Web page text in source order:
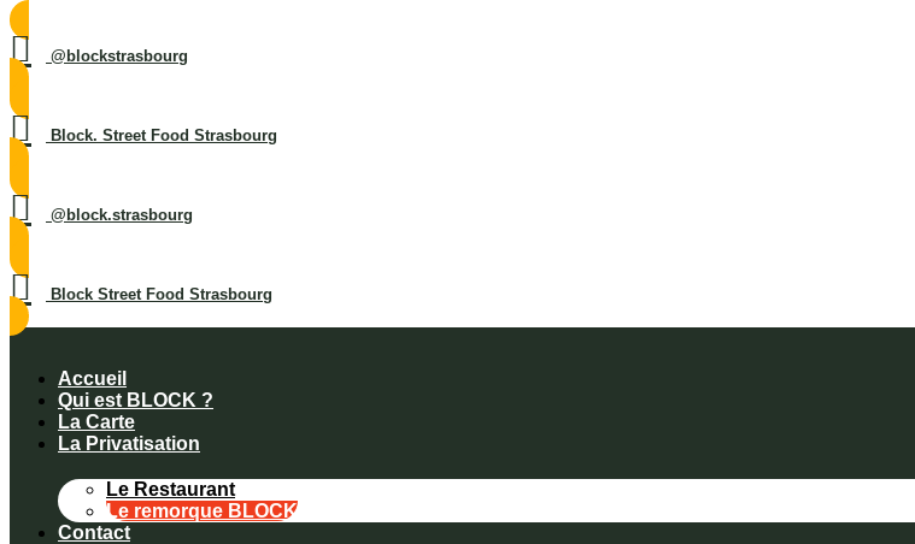
@blockstrasbourg
Block. Street Food Strasbourg
@block.strasbourg
Block Street Food Strasbourg
Accueil
Qui est BLOCK ?
La Carte
La Privatisation
Le Restaurant
Le remorque BLOCK
Contact